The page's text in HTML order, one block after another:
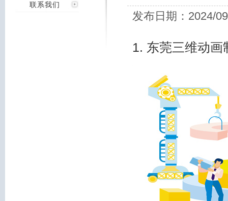
联系我们
发布日期：2024/
1. 东莞三维动画